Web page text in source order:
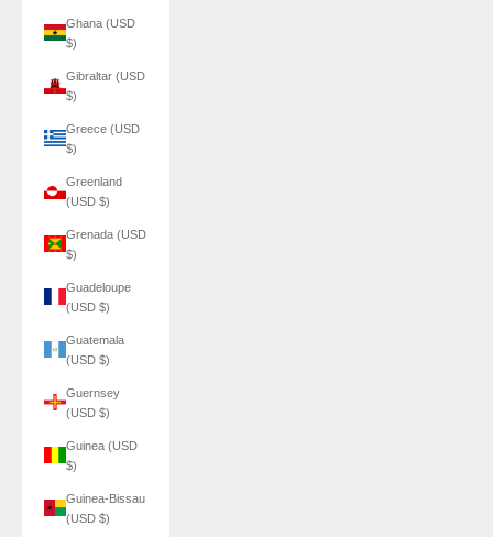
Ghana (USD
$)
Gibraltar (USD
$)
Greece (USD
$)
Greenland
(USD $)
Grenada (USD
$)
Guadeloupe
(USD $)
Guatemala
(USD $)
Guernsey
(USD $)
Guinea (USD
$)
Guinea-Bissau
(USD $)